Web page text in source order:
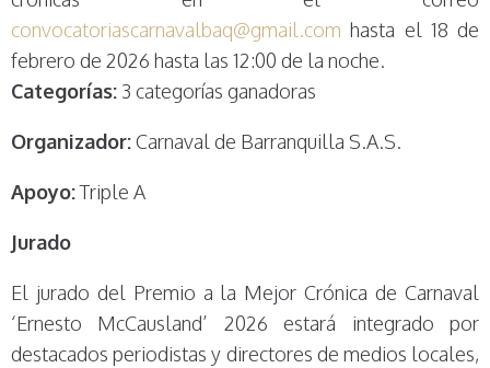
convocatoriascarnavalbaq@gmail.com hasta el 18 de
febrero de 2026 hasta las 12:00 de la noche.
Categorías: 3 categorías ganadoras
Organizador:Carnaval de Barranquilla S.A.S.
Apoyo:Triple A
Jurado
El jurado del Premio a la Mejor Crónica de Carnaval
‘Ernesto McCausland’ 2026 estará integrado por
destacados periodistas y directores de medios locales,